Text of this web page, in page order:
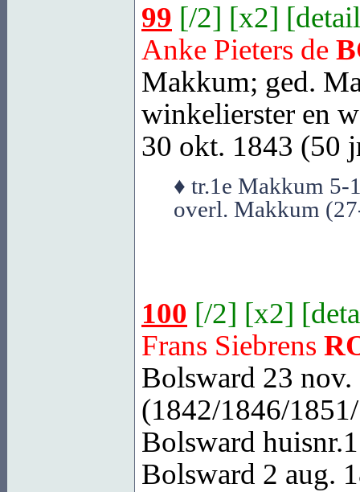
99 [/2] [x2] [detail
Anke Pieters de
Makkum; ged.
winkelierster en
30 okt. 1843 (50
♦ tr.1e Makkum 5-
overl. Makkum
100 [/2] [x2] [
Frans Siebrens
Bolsward 23
(1842/1846/
Bolsward
Bolsward 2 aug.